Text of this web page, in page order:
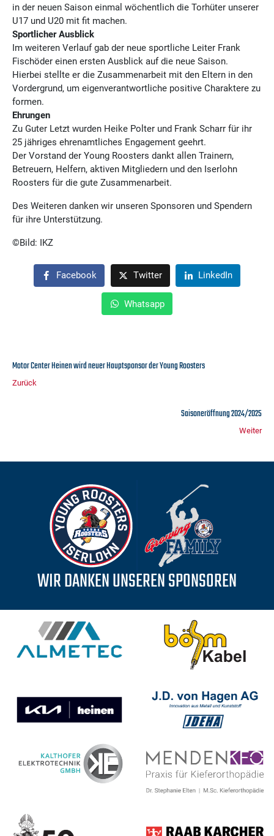
in der neuen Saison einmal wöchentlich die Torhüter unserer
U17 und U20 mit fit machen.
Sportlicher Ausblick
Im weiteren Verlauf gab der neue sportliche Leiter Frank
Fischöder einen ersten Ausblick auf die neue Saison.
Hierbei stellte er die Zusammenarbeit mit den Eltern in den
Vordergrund, um eigenverantwortliche positive Charaktere zu
formen.
Ehrungen
Zu Guter Letzt wurden Heike Polter und Frank Scharr für ihr
25 jähriges ehrenamtliches Engagement geehrt.
Der Vorstand der Young Roosters dankt allen Trainern,
Betreuern, Helfern, aktiven Mitgliedern und den Iserlohn
Roosters für die gute Zusammenarbeit.
Des Weiteren danken wir unseren Sponsoren und Spendern
für ihre Unterstützung.
©️Bild: IKZ
Facebook Twitter LinkedIn
Whatsapp
Motor Center Heinen wird neuer Hauptsponsor der Young Roosters
Zurück
Saisoneröffnung 2024/2025
Weiter
WIR DANKEN UNSEREN SPONSOREN